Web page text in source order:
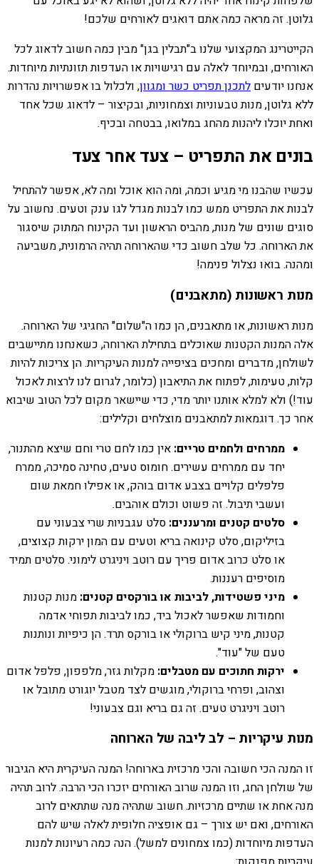
גלוטן. זה מראה כמה אתם דואגים לאורחים שלכם!
הקייטרינג המקצועי שלנו ב"תבלין בגן" מבין כמה חשוב לדאוג לכל
האורחים, ובמיוחד לאלה עם רגישויות או העדפות תזונתיות מיוחדות.
אנחנו יודעים לתכנן תפריט כשר ומגוון, ולכלול בו אפשרויות נהדרות
ללא גלוטן, מנות טבעוניות וצמחוניות, ובקיצור – לדאוג שכל אחד
ואחת יוכלו ליהנות מהחג במלואו, בבטחה ובכיף.
בונים את התפריט – צעד אחר צעד
עכשיו שהבנו מי מגיע וכמה, ומה הוא אוכל ומה לא, אפשר להתחיל
לבנות את התפריט ממש כמו לבנות מגדל לגו ענק וטעים. נחשוב על
סוגים שונים של מנות, מהביס הראשון ועד הקינוח המתוק שיסגור
את הארוחה. כל שלב חשוב כדי שהארוחה תהיה הרמונית, משביעה
ומהנה. בואו נצלול פנימה!
מנות ראשונות (מתאבנים)
מנות ראשונות, או מתאבנים, הן כמו ה"שלום" החגיגי של הארוחה.
אלה המנות הקטנות שאוכלים בתחילת הארוחה, כשאנחנו מתיישבים
לשולחן, מדברים ומחכים בציפייה למנות העיקריות. הן צריכות להיות
קלות, טעימות, לפתוח את התיאבון (כלומר, לגרום לנו לרצות לאכול
עוד!) ולא למלא אותנו יותר מדי, כדי שיישאר מקום לכל הטוב שיבוא
אחר כך. דוגמאות למתאבנים מוצלחים וקלילים:
ממרחים ולחמים טריים: אין כמו לחם טרי וחם שיצא מהתנור,
יחד עם ממרחים עשירים. חומוס טעים, טחינה סמיכה, ממרח
פלפלים קלויים בצבע אדום בוהק, או אפילו חמאת שום
ועשבי תיבול. זה פשוט וכולם אוהבים.
סלטים קטנים ומרעננים: סלט עגבניות שרי צבעוני עם
בזיליקום, סלט קינואה בריא וטעים עם המון ירקות קצוצים,
או סלט כרוב אדום פריך עם רוטב ויניגרט לימוני. סלטים תמיד
מוסיפים רעננות.
מיני פשטידות, לביבות או בורקסים קטנים: מנות קטנות
וחמודות שאפשר לאכול ביד, כמו לביבות תפוחי אדמה
קטנות, מיני קיש ברוקולי או בורקס תרד. הן כיפיות ונותנות
טעם של "עוד".
ירקות חתוכים עם מטבלים: מקלות גזר, מלפפון, פלפל אדום
וצהוב, ופרחי ברוקולי, מוגשים לצד מטבל יוגורט מתובל או
רוטב ויניגרט טעים. זה גם בריא וגם צבעוני!
מנות עיקריות – לב ליבה של הארוחה
זו המנה הכי חשובה והכי מרכזית בארוחה! המנה העיקרית היא הגיבור
של שולחן החג, וזו המנה שרוב האורחים יזכרו הכי הרבה. לרוב תהיה
מנה אחת או שתיים מרכזיות. חשוב שתהיה מנה שתתאים לרוב
האורחים, ואם יש צורך – גם אופציה חלופית לאלה שיש להם
העדפות מיוחדות (כמו צמחונים למשל). הנה כמה רעיונות למנות